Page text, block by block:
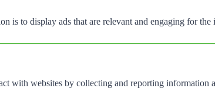
is to display ads that are relevant and engaging for
with websites by collecting and reporting information